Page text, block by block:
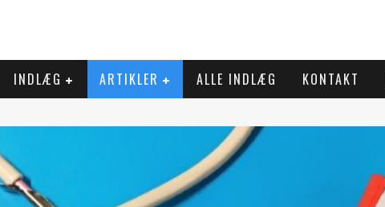
INDLÆG ARTIKLER ALLE INDLÆG KONTAKT